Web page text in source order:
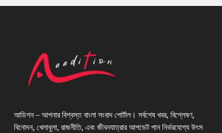
আডিশন – আপনার বিশ্বস্ত বাংলা সংবাদ পোর্টাল। সর্বশেষ খবর, বিশ্লেষণ,
বিনোদন, খেলাধুলা, রাজনীতি, এবং জীবনযাত্রার আপডেট পান নির্ভরযোগ্য উৎস